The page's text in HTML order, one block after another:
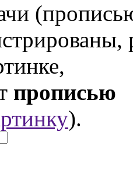
прописью
).